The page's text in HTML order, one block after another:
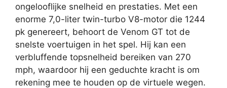
ongelooflijke snelheid en prestaties. Met een
enorme 7,0-liter twin-turbo V8-motor die 1244
pk genereert, behoort de Venom GT tot de
snelste voertuigen in het spel. Hij kan een
verbluffende topsnelheid bereiken van 270
mph, waardoor hij een geduchte kracht is om
rekening mee te houden op de virtuele wegen.